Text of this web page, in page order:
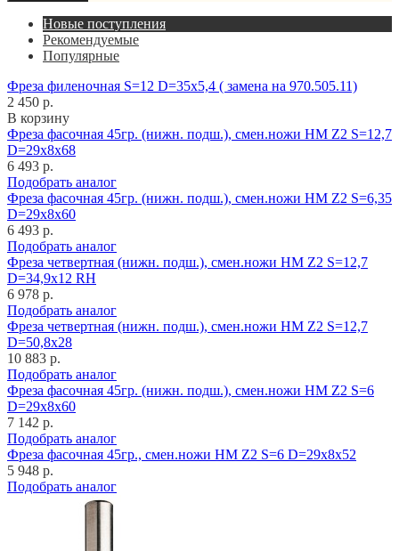
Новые поступления
Рекомендуемые
Популярные
Фреза филеночная S=12 D=35x5,4 ( замена на 970.505.11)
2 450 р.
В корзину
Фреза фасочная 45гр. (нижн. подш.), смен.ножи HM Z2 S=12,7
D=29x8x68
6 493 р.
Подобрать аналог
Фреза фасочная 45гр. (нижн. подш.), смен.ножи HM Z2 S=6,35
D=29x8x60
6 493 р.
Подобрать аналог
Фреза четвертная (нижн. подш.), смен.ножи HM Z2 S=12,7
D=34,9x12 RH
6 978 р.
Подобрать аналог
Фреза четвертная (нижн. подш.), смен.ножи HM Z2 S=12,7
D=50,8x28
10 883 р.
Подобрать аналог
Фреза фасочная 45гр. (нижн. подш.), смен.ножи HM Z2 S=6
D=29x8x60
7 142 р.
Подобрать аналог
Фреза фасочная 45гр., смен.ножи HM Z2 S=6 D=29x8x52
5 948 р.
Подобрать аналог